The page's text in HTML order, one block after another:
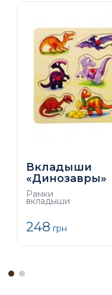
Вкладыши
«Динозавры»
Рамки
вкладыши
248 грн